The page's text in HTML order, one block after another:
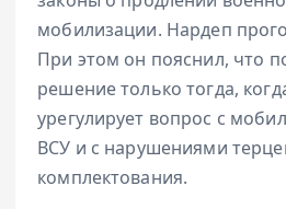
мобилизации. Нардеп
При этом он пояснил, что
решение только тогда,
урегулирует вопрос с
ВСУ и с нарушениями
комплектования.